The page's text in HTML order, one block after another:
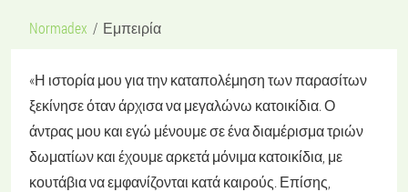
Normadex Εμπειρία
«Η ιστορία μου για την καταπολέμηση των παρασίτων
ξεκίνησε όταν άρχισα να μεγαλώνω κατοικίδια. Ο
άντρας μου και εγώ μένουμε σε ένα διαμέρισμα τριών
δωματίων και έχουμε αρκετά μόνιμα κατοικίδια, με
κουτάβια να εμφανίζονται κατά καιρούς. Επίσης,